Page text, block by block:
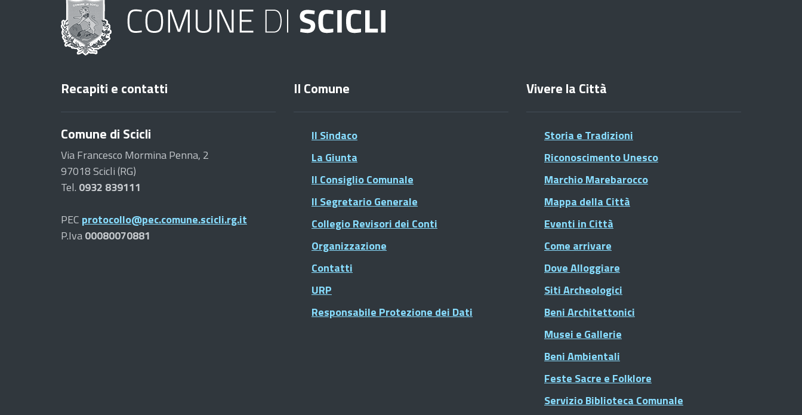
Recapiti e contatti
Comune di Scicli
Via Francesco Mormina Penna, 2
97018 Scicli (RG)
Tel. 0932 839111
PEC protocollo@pec.comune.scicli.rg.it
P.Iva00080070881
Il Comune
Il Sindaco
La Giunta
Il Consiglio Comunale
Il Segretario Generale
Collegio Revisori dei Conti
Organizzazione
Contatti
URP
Responsabile Protezione dei Dati
Vivere la Città
Storia e Tradizioni
Riconoscimento Unesco
Marchio Marebarocco
Mappa della Città
Eventi in Città
Come arrivare
Dove Alloggiare
Siti Archeologici
Beni Architettonici
Musei e Gallerie
Beni Ambientali
Feste Sacre e Folklore
Servizio Biblioteca Comunale